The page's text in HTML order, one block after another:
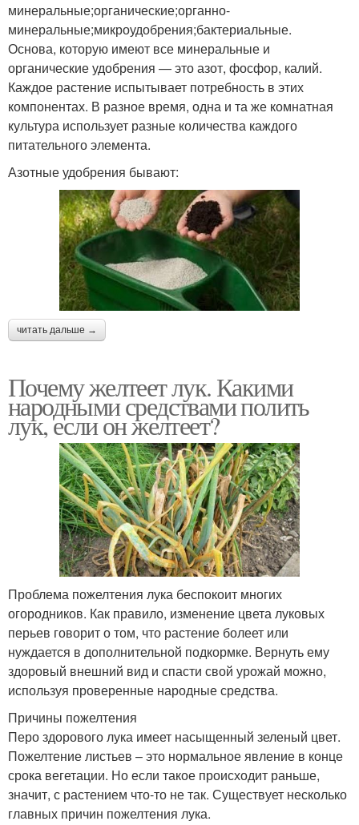
минеральные;органические;органно-
минеральные;микроудобрения;бактериальные.
Основа, которую имеют все минеральные и
органические удобрения — это азот, фосфор, калий.
Каждое растение испытывает потребность в этих
компонентах. В разное время, одна и та же комнатная
культура использует разные количества каждого
питательного элемента.
Азотные удобрения бывают:
читать дальше →
Почему желтеет лук. Какими
народными средствами полить
лук, если он желтеет?
Проблема пожелтения лука беспокоит многих
огородников. Как правило, изменение цвета луковых
перьев говорит о том, что растение болеет или
нуждается в дополнительной подкормке. Вернуть ему
здоровый внешний вид и спасти свой урожай можно,
используя проверенные народные средства.
Причины пожелтения
Перо здорового лука имеет насыщенный зеленый цвет.
Пожелтение листьев – это нормальное явление в конце
срока вегетации. Но если такое происходит раньше,
значит, с растением что-то не так. Существует несколько
главных причин пожелтения лука.